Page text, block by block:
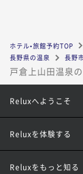
ホテル•旅館予約TOP
長野県の温泉
長野
戸倉上山田温泉
Reluxへようこそ
Reluxを体験する
Reluxをもっと知る